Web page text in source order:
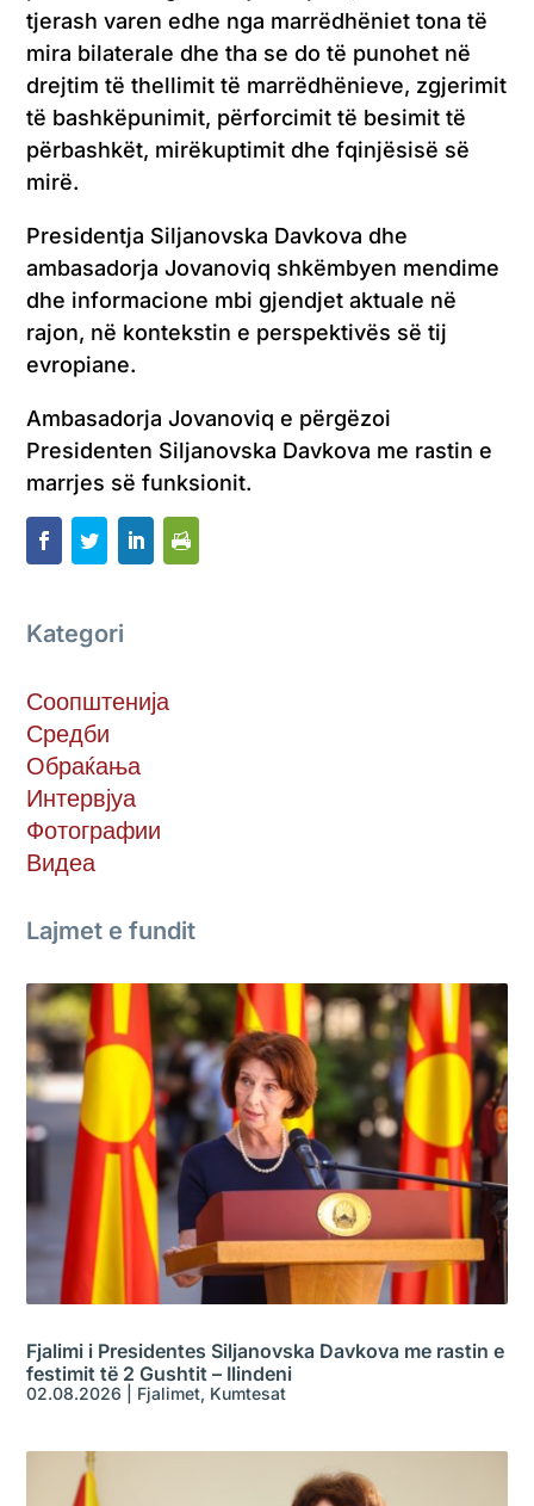
tjerash varen edhe nga marrëdhëniet tona të
mira bilaterale dhe tha se do të punohet në
drejtim të thellimit të marrëdhënieve, zgjerimit
të bashkëpunimit, përforcimit të besimit të
përbashkët, mirëkuptimit dhe fqinjësisë së
mirë.
Presidentja Siljanovska Davkova dhe
ambasadorja Jovanoviq shkëmbyen mendime
dhe informacione mbi gjendjet aktuale në
rajon, në kontekstin e perspektivës së tij
evropiane.
Ambasadorja Jovanoviq e përgëzoi
Presidenten Siljanovska Davkova me rastin e
marrjes së funksionit.
Kategori
Соопштенија
Средби
Обраќања
Интервјуа
Фотографии
Видеа
Lajmet e fundit
Fjalimi i Presidentes Siljanovska Davkova me rastin e
festimit të 2 Gushtit – Ilindeni
02.08.2026 Fjalimet, Kumtesat